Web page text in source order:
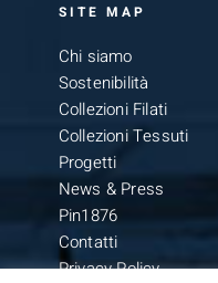
SITE MAP
Chi siamo
Sostenibilità
Collezioni Filati
Collezioni Tessuti
Progetti
News & Press
Pin1876
Contatti
Privacy Policy